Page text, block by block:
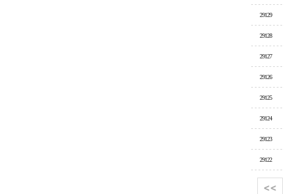
29129
29128
29127
29126
29125
29124
29123
29122
<<